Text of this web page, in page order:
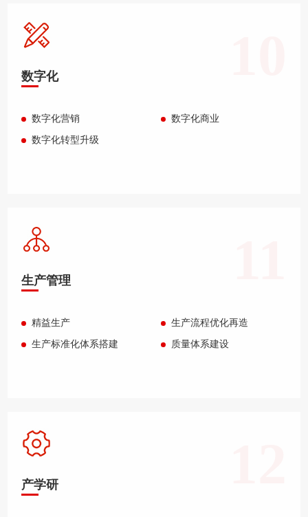
数字化
数字化营销 数字化商业
数字化转型升级
生产管理
精益生产 生产流程优化再造
生产标准化体系搭建 质量体系建设
产学研